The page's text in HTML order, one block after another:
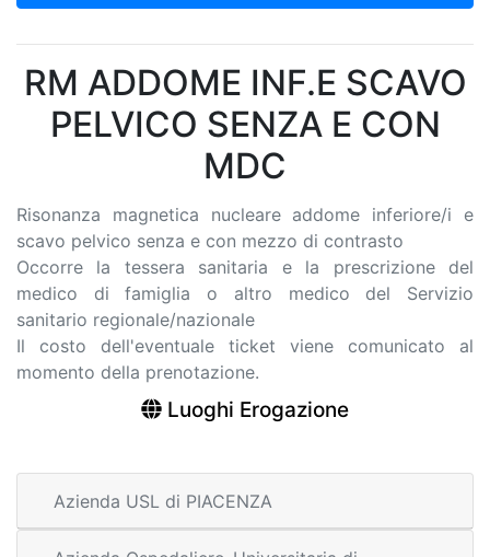
RM ADDOME INF.E SCAVO
PELVICO SENZA E CON
MDC
Risonanza magnetica nucleare addome inferiore/i e
scavo pelvico senza e con mezzo di contrasto
Occorre la tessera sanitaria e la prescrizione del
medico di famiglia o altro medico del Servizio
sanitario regionale/nazionale
Il costo dell'eventuale ticket viene comunicato al
momento della prenotazione.
Luoghi Erogazione
Azienda USL di PIACENZA